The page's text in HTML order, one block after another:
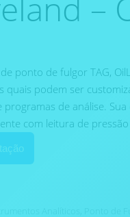
ponto de fulgor TAG,
quais podem ser
programas de análise.
com leitura de